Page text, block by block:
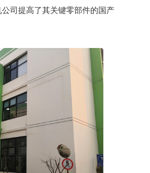
司提高了其关键零部件的国产